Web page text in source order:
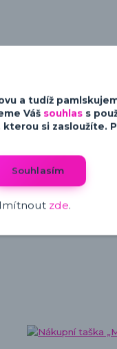
5
a tudíž
Váš souhlas s
si zasloužíte.
Souhlasím
zde.